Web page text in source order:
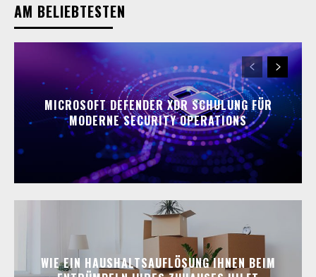
AM BELIEBTESTEN
MICROSOFT DEFENDER XDR SCHULUNG FÜR
MODERNE SECURITY OPERATIONS
WIE EIN HAUSHALTSAUFLÖSUNG IHNEN BEIM